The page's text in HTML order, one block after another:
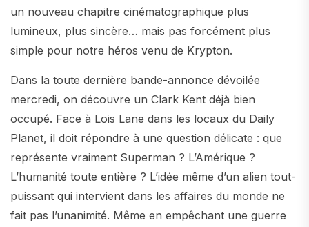
un nouveau chapitre cinématographique plus
lumineux, plus sincère… mais pas forcément plus
simple pour notre héros venu de Krypton.
Dans la toute dernière bande-annonce dévoilée
mercredi, on découvre un Clark Kent déjà bien
occupé. Face à Lois Lane dans les locaux du Daily
Planet, il doit répondre à une question délicate : que
représente vraiment Superman ? L’Amérique ?
L’humanité toute entière ? L’idée même d’un alien tout-
puissant qui intervient dans les affaires du monde ne
fait pas l’unanimité. Même en empêchant une guerre